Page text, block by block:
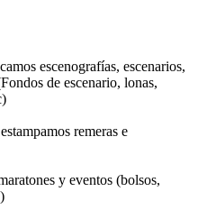
escenografías, escenarios,
de escenario, lonas,
remeras e
y eventos (bolsos,